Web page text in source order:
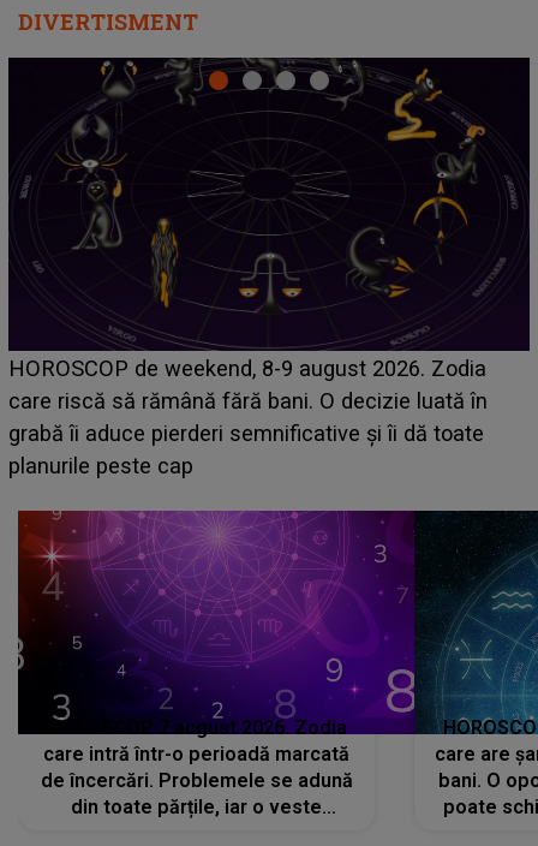
DIVERTISMENT
Emanuel a ținut ACEST DETALIU ASCUNS până
acum! În fața Alexandrei, concurentul din Casa Iubirii
face o MĂRTURISIRE NEAȘTEPTATĂ despre mama
sa: "I-am spus și ei în față, eu nu te iubesc pentru
HOROSCOP 7 august 2026. Zodia
care intră într-o perioadă marcată
de încercări. Problemele se adună
din toate părțile, iar o veste
care are
bani. O
poate